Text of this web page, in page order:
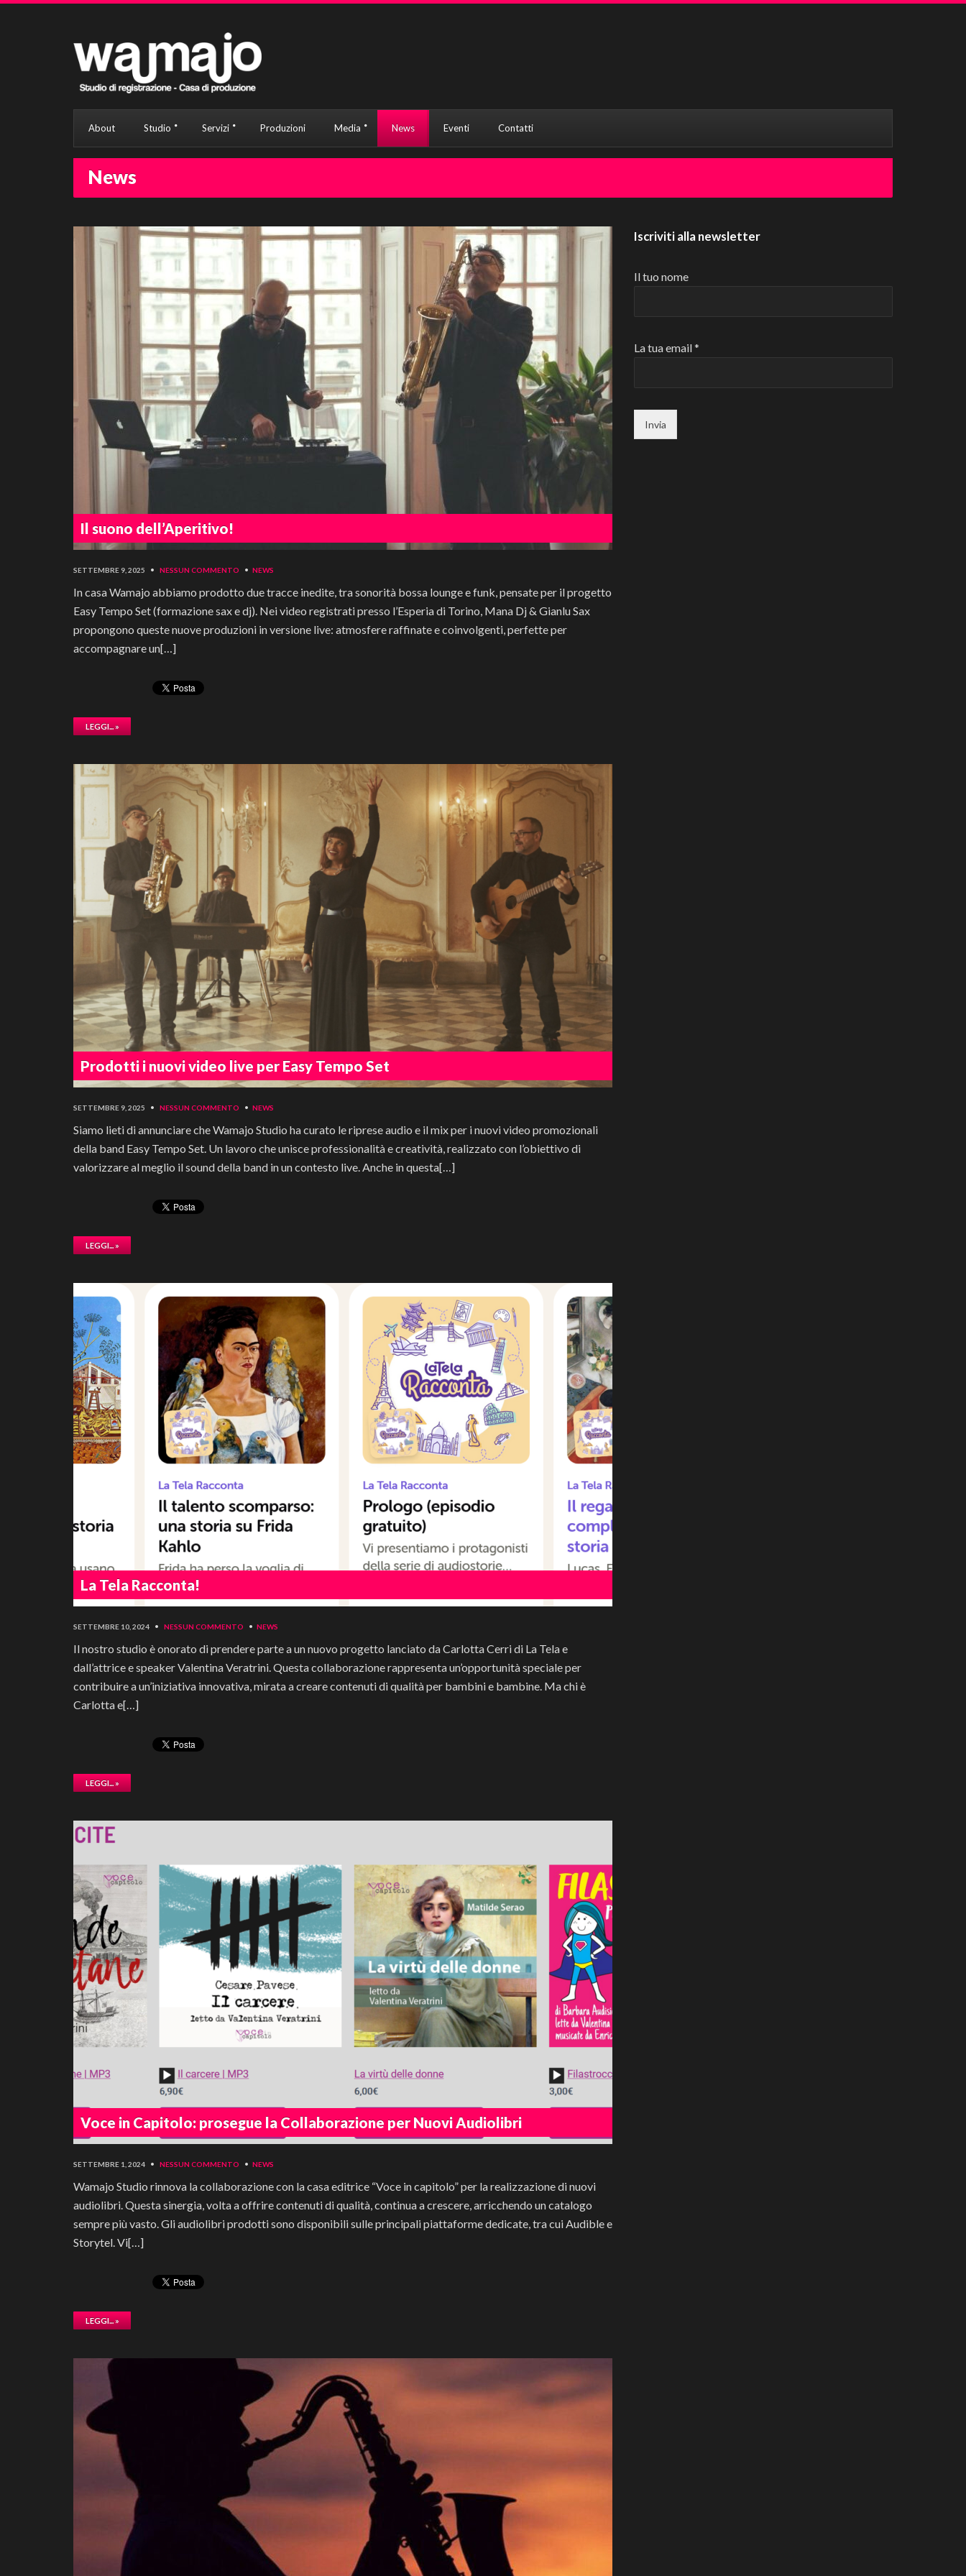
About Studio Servizi Produzioni Media News Eventi Contatti
News
Il suono dell’Aperitivo!
SETTEMBRE 9, 2025 • NESSUN COMMENTO • NEWS
In casa Wamajo abbiamo prodotto due tracce inedite, tra sonorità bossa lounge e funk, pensate per il progetto
Easy Tempo Set (formazione sax e dj). Nei video registrati presso l’Esperia di Torino, Mana Dj & Gianlu Sax
propongono queste nuove produzioni in versione live: atmosfere raffinate e coinvolgenti, perfette per
accompagnare un[…]
LEGGI... »
Prodotti i nuovi video live per Easy Tempo Set
SETTEMBRE 9, 2025 • NESSUN COMMENTO • NEWS
Siamo lieti di annunciare che Wamajo Studio ha curato le riprese audio e il mix per i nuovi video promozionali
della band Easy Tempo Set. Un lavoro che unisce professionalità e creatività, realizzato con l’obiettivo di
valorizzare al meglio il sound della band in un contesto live. Anche in questa[…]
LEGGI... »
La Tela Racconta!
SETTEMBRE 10, 2024 • NESSUN COMMENTO • NEWS
Il nostro studio è onorato di prendere parte a un nuovo progetto lanciato da Carlotta Cerri di La Tela e
dall’attrice e speaker Valentina Veratrini. Questa collaborazione rappresenta un’opportunità speciale per
contribuire a un’iniziativa innovativa, mirata a creare contenuti di qualità per bambini e bambine. Ma chi è
Carlotta e[…]
LEGGI... »
Voce in Capitolo: prosegue la Collaborazione per Nuovi Audiolibri
SETTEMBRE 1, 2024 • NESSUN COMMENTO • NEWS
Wamajo Studio rinnova la collaborazione con la casa editrice “Voce in capitolo” per la realizzazione di nuovi
audiolibri. Questa sinergia, volta a offrire contenuti di qualità, continua a crescere, arricchendo un catalogo
sempre più vasto. Gli audiolibri prodotti sono disponibili sulle principali piattaforme dedicate, tra cui Audible e
Storytel. Vi[…]
LEGGI... »
Iscriviti alla newsletter
Il tuo nome
La tua email *